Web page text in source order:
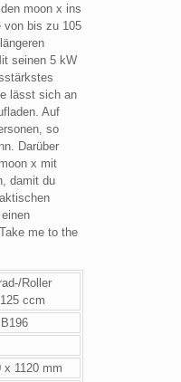
moon x ins
von bis zu 105
seinen 5 kW
lässt sich an
Auf
so
Darüber
x mit
damit du
me to the
Roller
ccm
x 1120 mm